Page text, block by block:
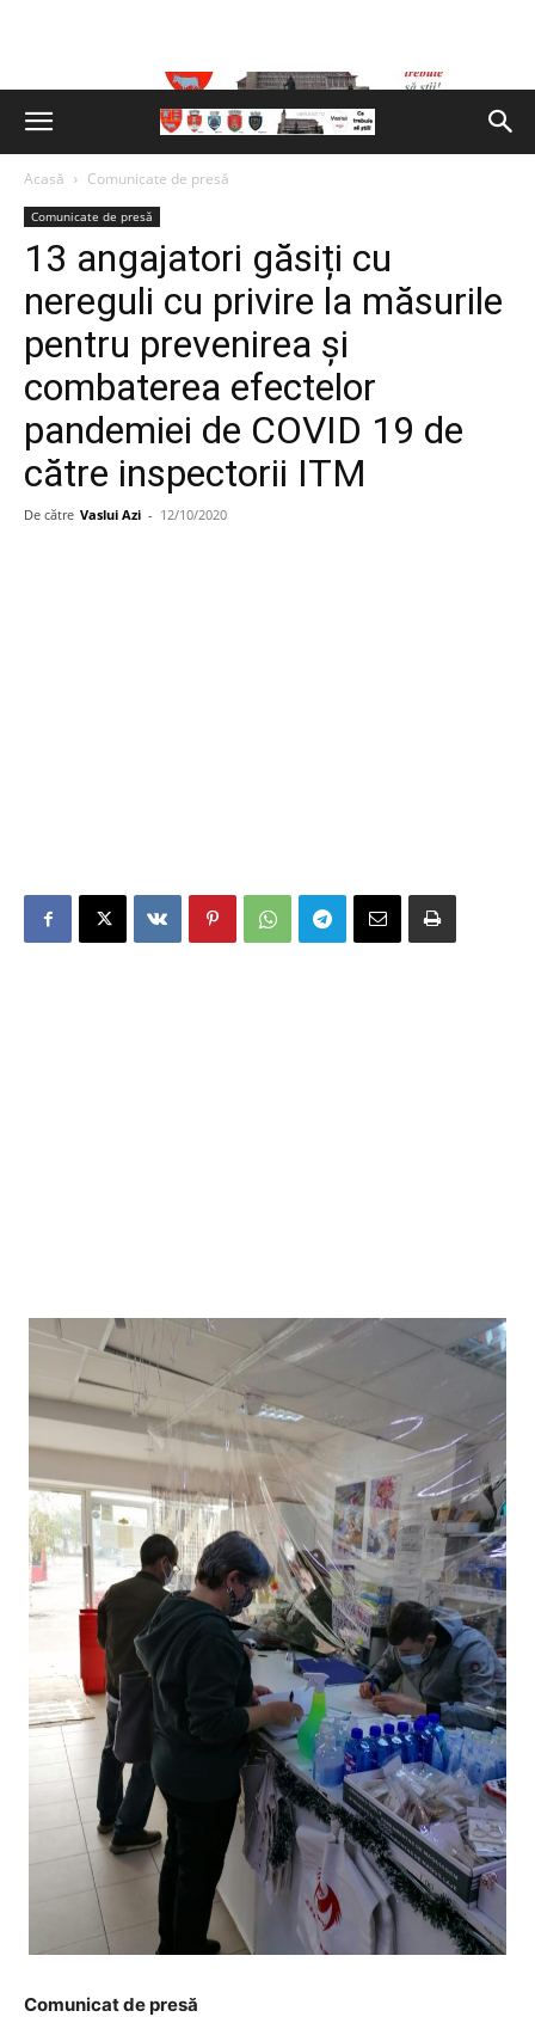
Acasă Comunicate de presă
Comunicate de presă
13 angajatori găsiți cu
nereguli cu privire la măsurile
pentru prevenirea și
combaterea efectelor
pandemiei de COVID 19 de
către inspectorii ITM
De către Vaslui Azi - 12/10/2020
Comunicat de presă